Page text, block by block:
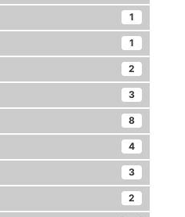
1
1
2
3
8
4
3
2